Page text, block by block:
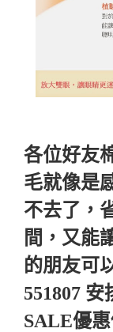
各位好友
毛就像是
不去了，
間，又能
的朋友可
551807
SALE優